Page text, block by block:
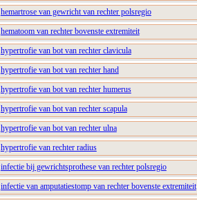
hemartrose van gewricht van rechter polsregio
hematoom van rechter bovenste extremiteit
hypertrofie van bot van rechter clavicula
hypertrofie van bot van rechter hand
hypertrofie van bot van rechter humerus
hypertrofie van bot van rechter scapula
hypertrofie van bot van rechter ulna
hypertrofie van rechter radius
infectie bij gewrichtsprothese van rechter polsregio
infectie van amputatiestomp van rechter bovenste extremiteit